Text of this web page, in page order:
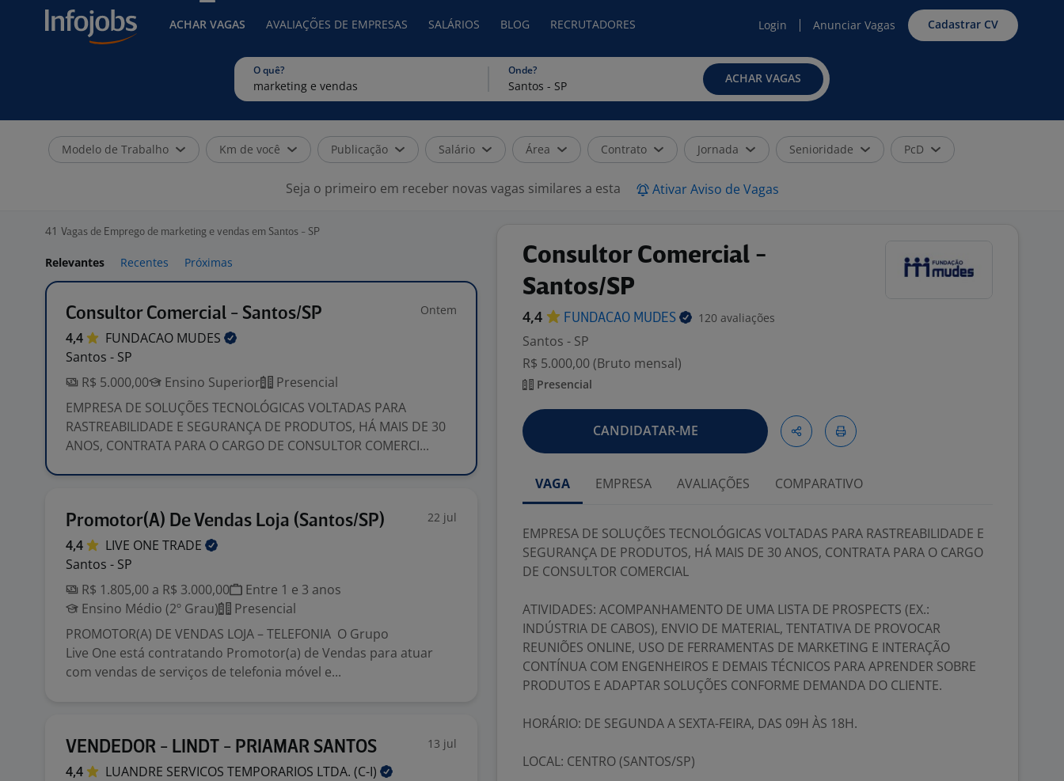
ACHAR VAGAS AVALIAÇÕES DE EMPRESAS SALÁRIOS BLOG RECRUTADORES Login Anunciar Vagas Cadastrar CV
O quê? Onde?
ACHAR VAGAS
Modelo de Trabalho Km de você Publicação Salário Área Contrato Jornada Senioridade PcD
Seja o primeiro em receber novas vagas similares a esta Ativar Aviso de Vagas
41 Vagas de Emprego de marketing e vendas em Santos - SP
Relevantes Recentes Próximas
Consultor Comercial - Santos/SP Ontem
4,4 FUNDACAO MUDES
Santos - SP
R$ 5.000,00
Ensino Superior
Presencial
EMPRESA DE SOLUÇÕES TECNOLÓGICAS VOLTADAS PARA
RASTREABILIDADE E SEGURANÇA DE PRODUTOS, HÁ MAIS DE 30
ANOS, CONTRATA PARA O CARGO DE CONSULTOR COMERCI...
Promotor(A) De Vendas Loja (Santos/SP) 22 jul
4,4 LIVE ONE TRADE
Santos - SP
R$ 1.805,00 a R$ 3.000,00
Entre 1 e 3 anos
Ensino Médio (2º Grau)
Presencial
PROMOTOR(A) DE VENDAS LOJA – TELEFONIA O Grupo
Live One está contratando Promotor(a) de Vendas para atuar
com vendas de serviços de telefonia móvel e...
VENDEDOR - LINDT - PRIAMAR SANTOS 13 jul
4,4 LUANDRE SERVICOS TEMPORARIOS LTDA. (C-I)
Consultor Comercial -
Santos/SP
4,4 FUNDACAO MUDES 120 avaliações
Santos - SP
R$ 5.000,00 (Bruto mensal)
Presencial
CANDIDATAR-ME
VAGA EMPRESA AVALIAÇÕES COMPARATIVO
EMPRESA DE SOLUÇÕES TECNOLÓGICAS VOLTADAS PARA RASTREABILIDADE E
SEGURANÇA DE PRODUTOS, HÁ MAIS DE 30 ANOS, CONTRATA PARA O CARGO
DE CONSULTOR COMERCIAL
ATIVIDADES: ACOMPANHAMENTO DE UMA LISTA DE PROSPECTS (EX.:
INDÚSTRIA DE CABOS), ENVIO DE MATERIAL, TENTATIVA DE PROVOCAR
REUNIÕES ONLINE, USO DE FERRAMENTAS DE MARKETING E INTERAÇÃO
CONTÍNUA COM ENGENHEIROS E DEMAIS TÉCNICOS PARA APRENDER SOBRE
PRODUTOS E ADAPTAR SOLUÇÕES CONFORME DEMANDA DO CLIENTE.
HORÁRIO: DE SEGUNDA A SEXTA-FEIRA, DAS 09H ÀS 18H.
LOCAL: CENTRO (SANTOS/SP)